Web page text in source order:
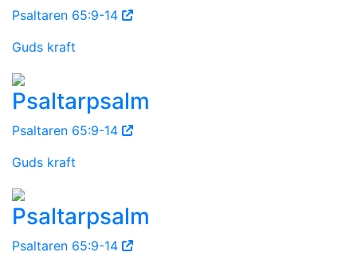
Psaltaren 65:9-14
Guds kraft
Psaltarpsalm
Psaltaren 65:9-14
Guds kraft
Psaltarpsalm
Psaltaren 65:9-14